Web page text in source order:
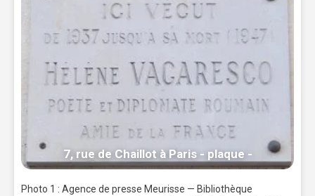
7, rue de Chaillot à Paris - plaque -
Photo 1 : Agence de presse Meurisse — Bibliothèque